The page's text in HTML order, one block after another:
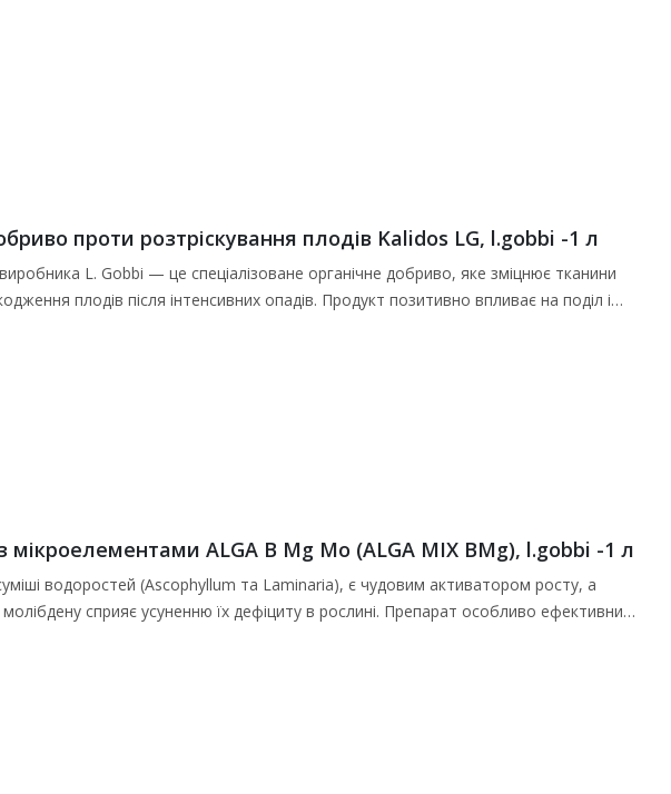
проти розтріскування плодів Kalidos LG, l.gobbi -1 л
виробника L. Gobbi — це спеціалізоване органічне добриво, яке зміцнює тканини
плодів після інтенсивних опадів. Продукт позитивно впливає на поділ і…
мікроелементами ALGA B Mg Mo (ALGA MIX BMg), l.gobbi -1 л
водоростей (Ascophyllum та Laminaria), є чудовим активатором росту, а
сприяє усуненню їх дефіциту в рослині. Препарат особливо ефективний